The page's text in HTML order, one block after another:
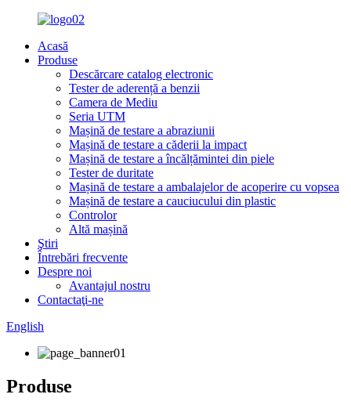
Acasă
Produse
Descărcare catalog electronic
Tester de aderență a benzii
Camera de Mediu
Seria UTM
Mașină de testare a abraziunii
Mașină de testare a căderii la impact
Mașină de testare a încălțămintei din piele
Tester de duritate
Mașină de testare a ambalajelor de acoperire cu vopsea
Mașină de testare a cauciucului din plastic
Controlor
Altă mașină
Ştiri
Întrebări frecvente
Despre noi
Avantajul nostru
Contactaţi-ne
English
Produse